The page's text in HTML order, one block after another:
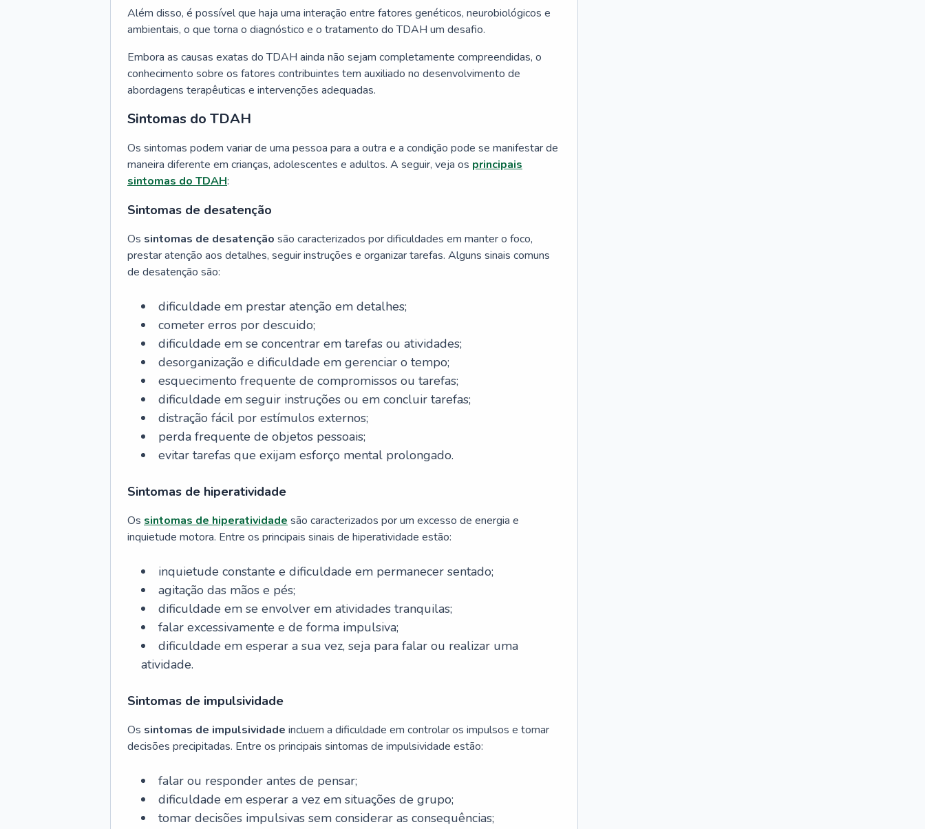
Além disso, é possível que haja uma interação entre fatores genéticos, neurobiológicos e
ambientais, o que torna o diagnóstico e o tratamento do TDAH um desafio.
Embora as causas exatas do TDAH ainda não sejam completamente compreendidas, o
conhecimento sobre os fatores contribuintes tem auxiliado no desenvolvimento de
abordagens terapêuticas e intervenções adequadas.
Sintomas do TDAH
Os sintomas podem variar de uma pessoa para a outra e a condição pode se manifestar de
maneira diferente em crianças, adolescentes e adultos. A seguir, veja os principais
sintomas do TDAH:
Sintomas de desatenção
Os sintomas de desatenção são caracterizados por dificuldades em manter o foco,
prestar atenção aos detalhes, seguir instruções e organizar tarefas. Alguns sinais comuns
de desatenção são:
dificuldade em prestar atenção em detalhes;
cometer erros por descuido;
dificuldade em se concentrar em tarefas ou atividades;
desorganização e dificuldade em gerenciar o tempo;
esquecimento frequente de compromissos ou tarefas;
dificuldade em seguir instruções ou em concluir tarefas;
distração fácil por estímulos externos;
perda frequente de objetos pessoais;
evitar tarefas que exijam esforço mental prolongado.
Sintomas de hiperatividade
Os sintomas de hiperatividade são caracterizados por um excesso de energia e
inquietude motora. Entre os principais sinais de hiperatividade estão:
inquietude constante e dificuldade em permanecer sentado;
agitação das mãos e pés;
dificuldade em se envolver em atividades tranquilas;
falar excessivamente e de forma impulsiva;
dificuldade em esperar a sua vez, seja para falar ou realizar uma
atividade.
Sintomas de impulsividade
Os sintomas de impulsividade incluem a dificuldade em controlar os impulsos e tomar
decisões precipitadas. Entre os principais sintomas de impulsividade estão:
falar ou responder antes de pensar;
dificuldade em esperar a vez em situações de grupo;
tomar decisões impulsivas sem considerar as consequências;